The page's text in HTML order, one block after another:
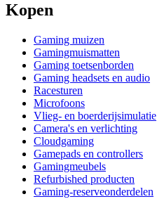
Kopen
Gaming muizen
Gamingmuismatten
Gaming toetsenborden
Gaming headsets en audio
Racesturen
Microfoons
Vlieg- en boerderijsimulatie
Camera's en verlichting
Cloudgaming
Gamepads en controllers
Gamingmeubels
Refurbished producten
Gaming-reserveonderdelen